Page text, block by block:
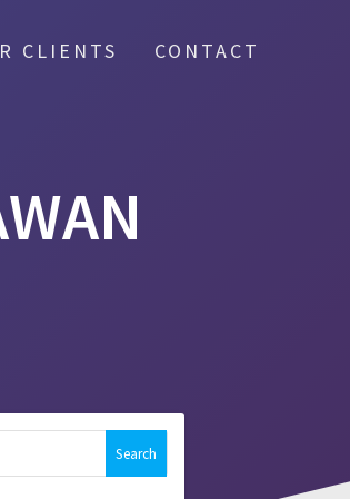
CLIENTS CONTACT